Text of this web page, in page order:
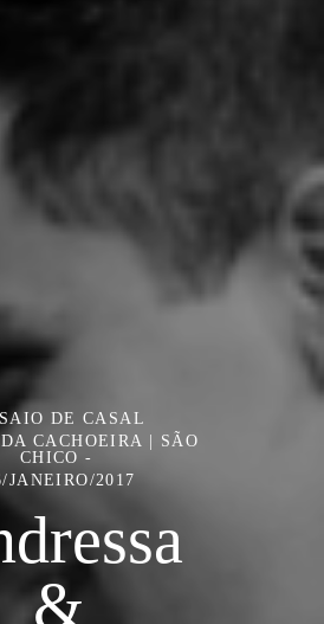
DE CASAL
CACHOEIRA | SÃO
CHICO
JANEIRO/2017
&